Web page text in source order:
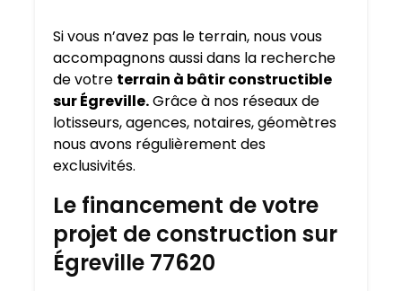
Si vous n’avez pas le terrain, nous vous
accompagnons aussi dans la recherche
de votre terrain à bâtir constructible
sur Égreville.Grâce à nos réseaux de
lotisseurs, agences, notaires, géomètres
nous avons régulièrement des
exclusivités.
Le financement de votre
projet de construction sur
Égreville 77620